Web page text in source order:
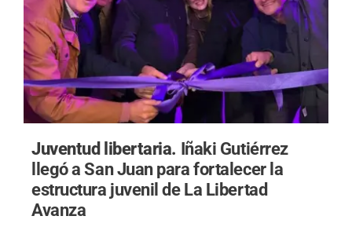
Juventud libertaria. Iñaki Gutiérrez
llegó a San Juan para fortalecer la
estructura juvenil de La Libertad
Avanza